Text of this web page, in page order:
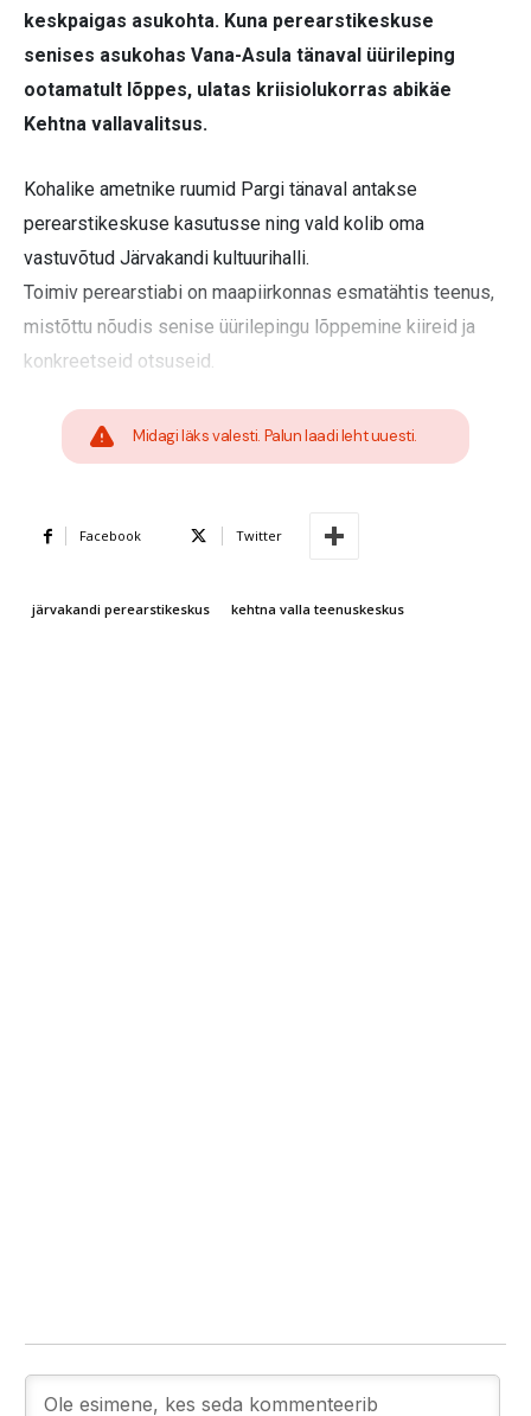
keskpaigas asukohta. Kuna perearstikeskuse
senises asukohas Vana-Asula tänaval üürileping
ootamatult lõppes, ulatas kriisiolukorras abikäe
Kehtna vallavalitsus.
Kohalike ametnike ruumid Pargi tänaval antakse
perearstikeskuse kasutusse ning vald kolib oma
vastuvõtud Järvakandi kultuurihalli.
Toimiv perearstiabi on maapiirkonnas esmatähtis teenus,
mistõttu nõudis senise üürilepingu lõppemine kiireid ja
konkreetseid otsuseid.
Midagi läks valesti. Palun laadi leht uuesti.
Facebook Twitter
järvakandi perearstikeskus kehtna valla teenuskeskus